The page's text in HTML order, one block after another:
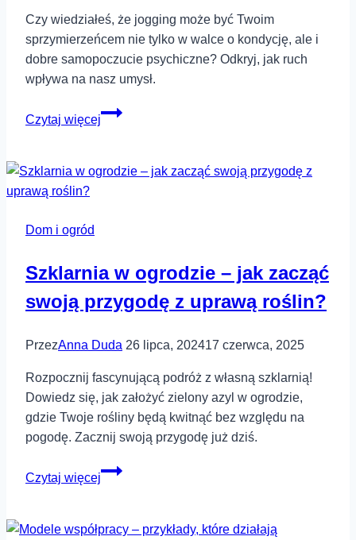
Czy wiedziałeś, że jogging może być Twoim
sprzymierzeńcem nie tylko w walce o kondycję, ale i
dobre samopoczucie psychiczne? Odkryj, jak ruch
wpływa na nasz umysł.
Czytaj więcej
Aktywność
jej
Dom i ogród
Szklarnia w ogrodzie – jak zacząć
swoją przygodę z uprawą roślin?
PrzezAnna Duda 26 lipca, 202417 czerwca, 2025
Rozpocznij fascynującą podróż z własną szklarnią!
Dowiedz się, jak założyć zielony azyl w ogrodzie,
gdzie Twoje rośliny będą kwitnąć bez względu na
pogodę. Zacznij swoją przygodę już dziś.
Czytaj więcej
Szklarnia
–